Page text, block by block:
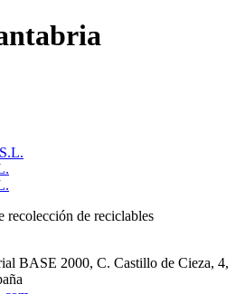
recolección de reciclables
BASE 2000, C. Castillo de Cieza, 4,